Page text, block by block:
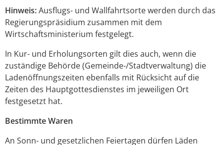
Hinweis:Ausflugs- und Wallfahrtsorte werden durch das
Regierungspräsidium zusammen mit dem
Wirtschaftsministerium festgelegt.
In Kur- und Erholungsorten gilt dies auch, wenn die
zuständige Behörde (Gemeinde-/Stadtverwaltung) die
Ladenöffnungszeiten ebenfalls mit Rücksicht auf die
Zeiten des Hauptgottesdienstes im jeweiligen Ort
festgesetzt hat.
Bestimmte Waren
An Sonn- und gesetzlichen Feiertagen dürfen Läden